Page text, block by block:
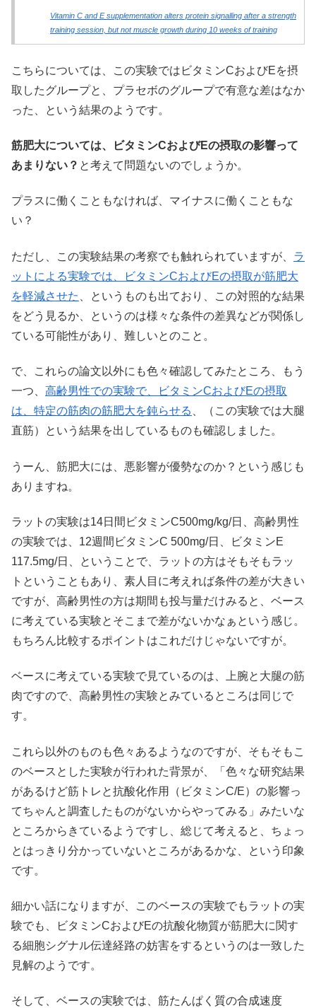
Vitamin C and E supplementation alters protein signalling after a strength
training session, but not muscle growth during 10 weeks of training
こちらについては、この実験ではビタミンCおよびEを摂
取したグループと、プラセボのグループで有意な差はなか
った、という結果のようです。
筋肥大については、ビタミンCおよびEの摂取の影響って
あまりない？ と考えて問題ないのでしょうか。
プラスに働くこともなければ、マイナスに働くこともな
い？
ただし、この実験結果の考察でも触れられていますが、 ラ
ットによる実験では、ビタミンCおよびEの摂取が筋肥大
を軽減させた
、というものも出ており、この対照的な結果
をどう見るか、というのは様々な条件の差異などが関係し
ている可能性があり、難しいとのこと。
で、これらの論文以外にも色々確認してみたところ、もう
一つ、 高齢男性での実験で、ビタミンCおよびEの摂取
は、特定の筋肉の筋肥大を鈍らせる
、（この実験では大腿
直筋）という結果を出しているものも確認しました。
うーん、筋肥大には、悪影響が優勢なのか？という感じも
ありますね。
ラットの実験は14日間ビタミンC500mg/kg/日、高齢男性
の実験では、12週間ビタミンC 500mg/日、ビタミンE
117.5mg/日、ということで、ラットの方はそもそもラッ
トということもあり、素人目に考えれば条件の差が大きい
ですが、高齢男性の方は期間も投与量だけみると、ベース
に考えている実験とそこまで差がないかなぁという感じ。
もちろん比較するポイントはこれだけじゃないですが。
ベースに考えている実験で見ているのは、上腕と大腿の筋
肉ですので、高齢男性の実験とみているところは同じで
す。
これら以外のものも色々あるようなのですが、そもそもこ
のベースとした実験が行われた背景が、「色々な研究結果
があるけど筋トレと抗酸化作用（ビタミンC/E）の影響っ
てちゃんと調査したものがないからやってみる」みたいな
ところからきているようですし、総じて考えると、ちょっ
とはっきり分かっていないところがあるかな、という印象
です。
細かい話になりますが、このベースの実験でもラットの実
験でも、ビタミンCおよびEの抗酸化物質が筋肥大に関す
る細胞シグナル伝達経路の妨害をするというのは一致した
見解のようです。
そして、ベースの実験では、筋たんぱく質の合成速度